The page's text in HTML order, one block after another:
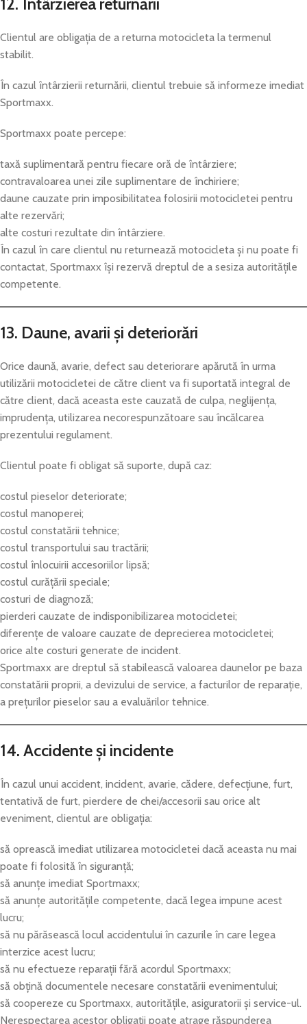
Clientul are obligația de a returna motocicleta la termenul
stabilit.
În cazul întârzierii returnării, clientul trebuie să informeze imediat
Sportmaxx.
Sportmaxx poate percepe:
taxă suplimentară pentru fiecare oră de întârziere;
contravaloarea unei zile suplimentare de închiriere;
daune cauzate prin imposibilitatea folosirii motocicletei pentru
alte rezervări;
alte costuri rezultate din întârziere.
În cazul în care clientul nu returnează motocicleta și nu poate fi
contactat, Sportmaxx își rezervă dreptul de a sesiza autoritățile
competente.
13. Daune, avarii și deteriorări
Orice daună, avarie, defect sau deteriorare apărută în urma
utilizării motocicletei de către client va fi suportată integral de
către client, dacă aceasta este cauzată de culpa, neglijența,
imprudența, utilizarea necorespunzătoare sau încălcarea
prezentului regulament.
Clientul poate fi obligat să suporte, după caz:
costul pieselor deteriorate;
costul manoperei;
costul constatării tehnice;
costul transportului sau tractării;
costul înlocuirii accesoriilor lipsă;
costul curățării speciale;
costuri de diagnoză;
pierderi cauzate de indisponibilizarea motocicletei;
diferențe de valoare cauzate de deprecierea motocicletei;
orice alte costuri generate de incident.
Sportmaxx are dreptul să stabilească valoarea daunelor pe baza
constatării proprii, a devizului de service, a facturilor de reparație,
a prețurilor pieselor sau a evaluărilor tehnice.
14. Accidente și incidente
În cazul unui accident, incident, avarie, cădere, defecțiune, furt,
tentativă de furt, pierdere de chei/accesorii sau orice alt
eveniment, clientul are obligația:
să oprească imediat utilizarea motocicletei dacă aceasta nu mai
poate fi folosită în siguranță;
să anunțe imediat Sportmaxx;
să anunțe autoritățile competente, dacă legea impune acest
lucru;
să nu părăsească locul accidentului în cazurile în care legea
interzice acest lucru;
să nu efectueze reparații fără acordul Sportmaxx;
să obțină documentele necesare constatării evenimentului;
să coopereze cu Sportmaxx, autoritățile, asiguratorii și service-ul.
Nerespectarea acestor obligații poate atrage răspunderea